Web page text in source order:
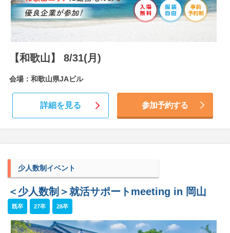
【和歌山】 8/31(月)
会場：和歌山県JAビル
詳細を見る 参加予約する
少人数制イベント
＜少人数制＞就活サポートmeeting in 岡山
既卒 27卒 28卒